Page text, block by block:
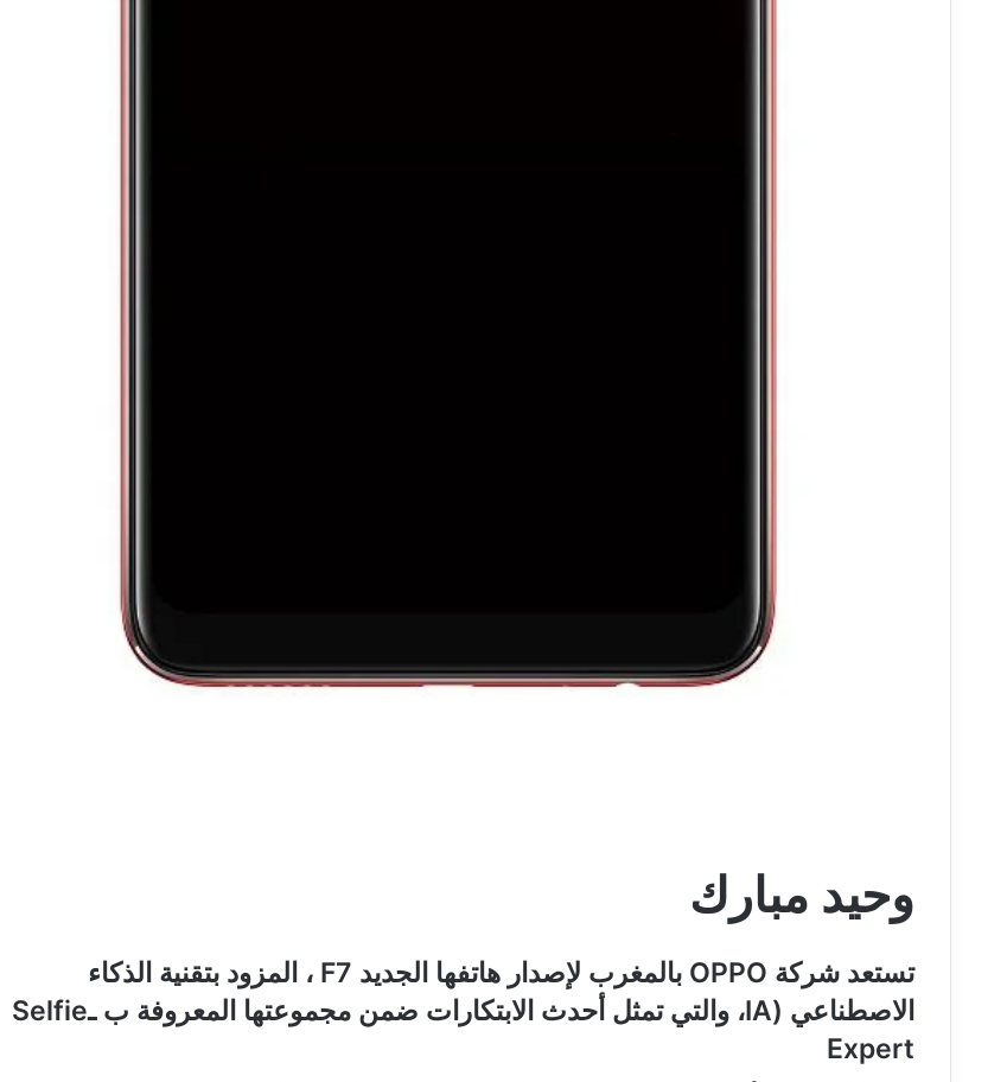
وحيد مبارك
تستعد شركة OPPO بالمغرب لإصدار هاتفها الجديد F7 ، المزود بتقنية الذكاء
الاصطناعي (IA، والتي تمثل أحدث الابتكارات ضمن مجموعتها المعروفة ب ـSelfie
Expert